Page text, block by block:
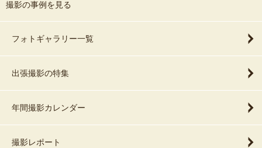
撮影の事例を見る
フォトギャラリー一覧
出張撮影の特集
年間撮影カレンダー
撮影レポート